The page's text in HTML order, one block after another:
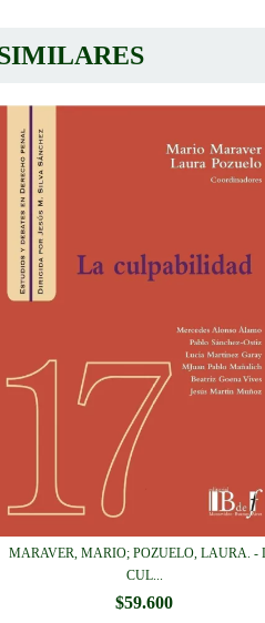
MARAVER, MARIO; POZUELO, LAURA. -
CUL...
$59.600